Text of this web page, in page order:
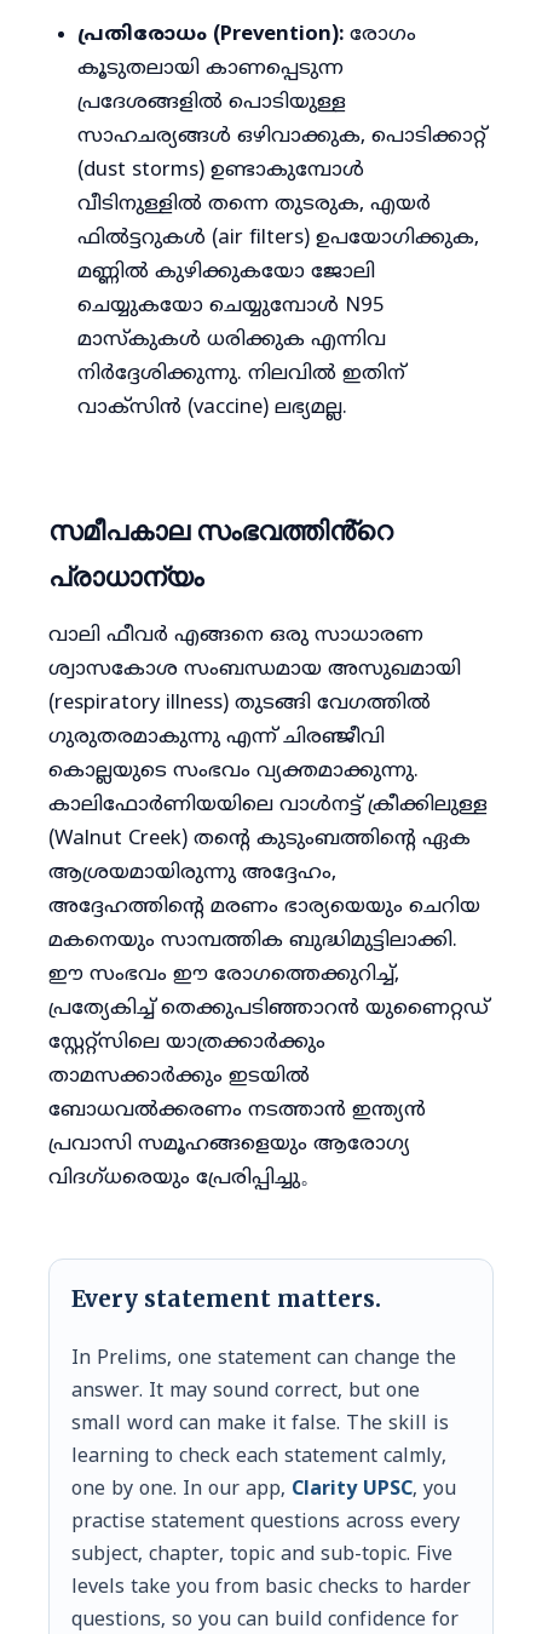
പ്രതിരോധം (Prevention): രോഗം
കൂടുതലായി കാണപ്പെടുന്ന
പ്രദേശങ്ങളിൽ പൊടിയുള്ള
സാഹചര്യങ്ങൾ ഒഴിവാക്കുക, പൊടിക്കാറ്റ്
(dust storms) ഉണ്ടാകുമ്പോൾ
വീടിനുള്ളിൽ തന്നെ തുടരുക, എയർ
ഫിൽട്ടറുകൾ (air filters) ഉപയോഗിക്കുക,
മണ്ണിൽ കുഴിക്കുകയോ ജോലി
ചെയ്യുകയോ ചെയ്യുമ്പോൾ N95
മാസ്കുകൾ ധരിക്കുക എന്നിവ
നിർദ്ദേശിക്കുന്നു. നിലവിൽ ഇതിന്
വാക്സിൻ (vaccine) ലഭ്യമല്ല.
സമീപകാല സംഭവത്തിൻ്റെ
പ്രാധാന്യം
വാലി ഫീവർ എങ്ങനെ ഒരു സാധാരണ
ശ്വാസകോശ സംബന്ധമായ അസുഖമായി
(respiratory illness) തുടങ്ങി വേഗത്തിൽ
ഗുരുതരമാകുന്നു എന്ന് ചിരഞ്ജീവി
കൊല്ലയുടെ സംഭവം വ്യക്തമാക്കുന്നു.
കാലിഫോർണിയയിലെ വാൾനട്ട് ക്രീക്കിലുള്ള
(Walnut Creek) തൻ്റെ കുടുംബത്തിൻ്റെ ഏക
ആശ്രയമായിരുന്നു അദ്ദേഹം,
അദ്ദേഹത്തിൻ്റെ മരണം ഭാര്യയെയും ചെറിയ
മകനെയും സാമ്പത്തിക ബുദ്ധിമുട്ടിലാക്കി.
ഈ സംഭവം ഈ രോഗത്തെക്കുറിച്ച്,
പ്രത്യേകിച്ച് തെക്കുപടിഞ്ഞാറൻ യുണൈറ്റഡ്
സ്റ്റേറ്റ്സിലെ യാത്രക്കാർക്കും
താമസക്കാർക്കും ഇടയിൽ
ബോധവൽക്കരണം നടത്താൻ ഇന്ത്യൻ
പ്രവാസി സമൂഹങ്ങളെയും ആരോഗ്യ
വിദഗ്ധരെയും പ്രേരിപ്പിച്ചു。
Every statement matters.
In Prelims, one statement can change the
answer. It may sound correct, but one
small word can make it false. The skill is
learning to check each statement calmly,
one by one. In our app, Clarity UPSC, you
practise statement questions across every
subject, chapter, topic and sub-topic. Five
levels take you from basic checks to harder
questions, so you can build confidence for